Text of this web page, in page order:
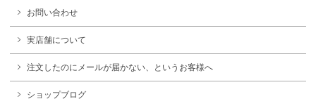
お問い合わせ
実店舗について
注文したのにメールが届かない、というお客様へ
ショップブログ